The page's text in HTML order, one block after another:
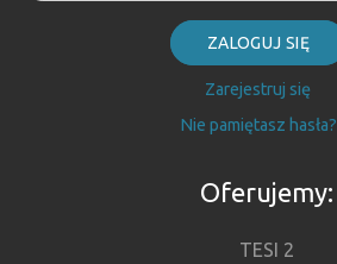
ZALOGUJ SIĘ
Zarejestruj się
Nie pamiętasz hasła?
Oferujemy:
TESI 2